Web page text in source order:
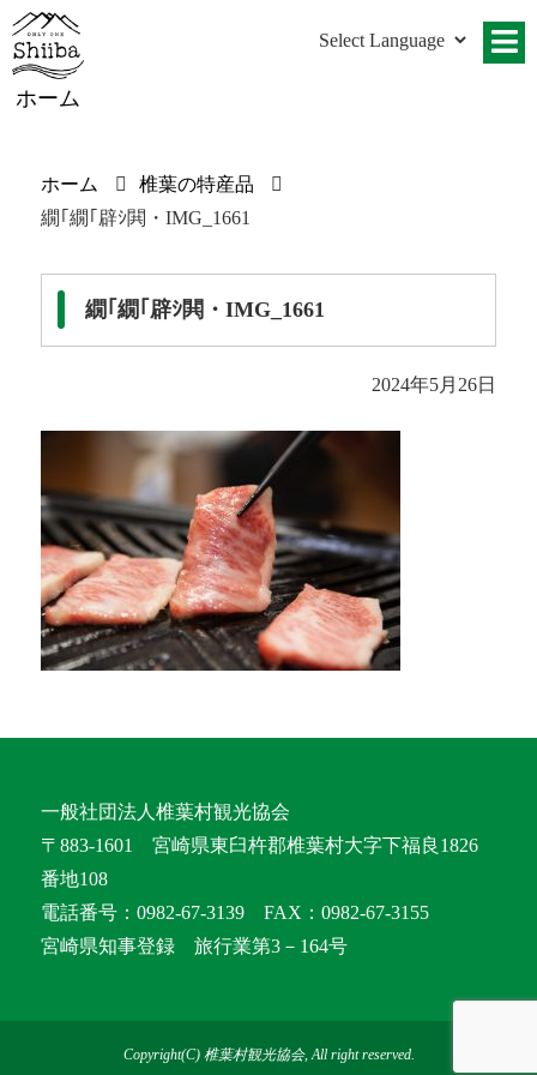
ホーム
ホーム
椎葉の特産品
繝｢繝｢辟ｼ閧・IMG_1661
繝｢繝｢辟ｼ閧・IMG_1661
2024年5月26日
一般社団法人椎葉村観光協会
〒883-1601 宮崎県東臼杵郡椎葉村大字下福良1826
番地108
電話番号：0982-67-3139 FAX：0982-67-3155
宮崎県知事登録 旅行業第3－164号
Copyright(C) 椎葉村観光協会, All right reserved.